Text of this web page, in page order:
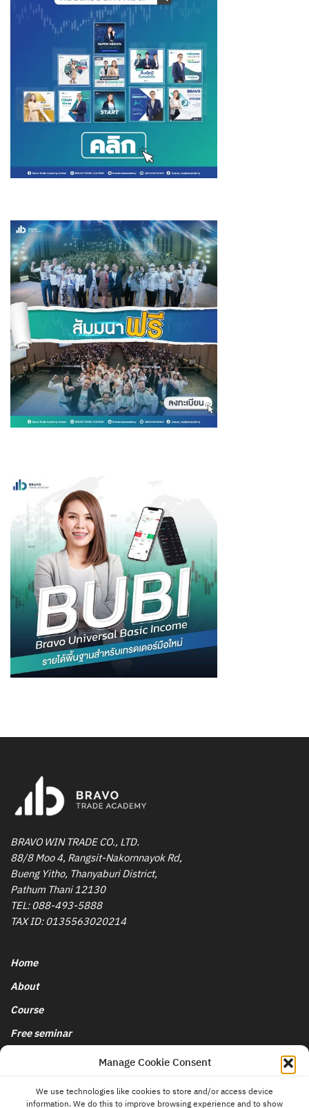
Manage Cookie Consent
We use technologies like cookies to store and/or access device
information. We do this to improve browsing experience and to show
BRAVO WIN TRADE CO., LTD.
88/8 Moo 4, Rangsit-Nakornnayok Rd,
Bueng Yitho, Thanyaburi District,
Pathum Thani 12130
TEL:088-493-5888
TAX ID: 0135563020214
Home
About
Course
Free seminar
นโยบายการยกเลิกและคืนเงิน
Blog & News